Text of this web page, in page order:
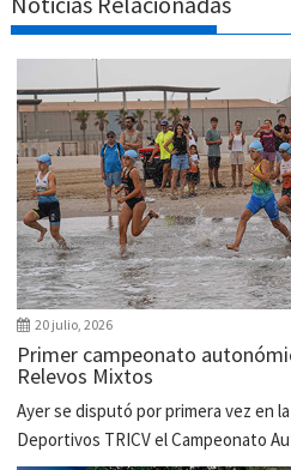
20 julio, 2026
Primer campeonato
Relevos Mixtos
Ayer se disputó por primera vez en
Deportivos TRICV el Campeonato